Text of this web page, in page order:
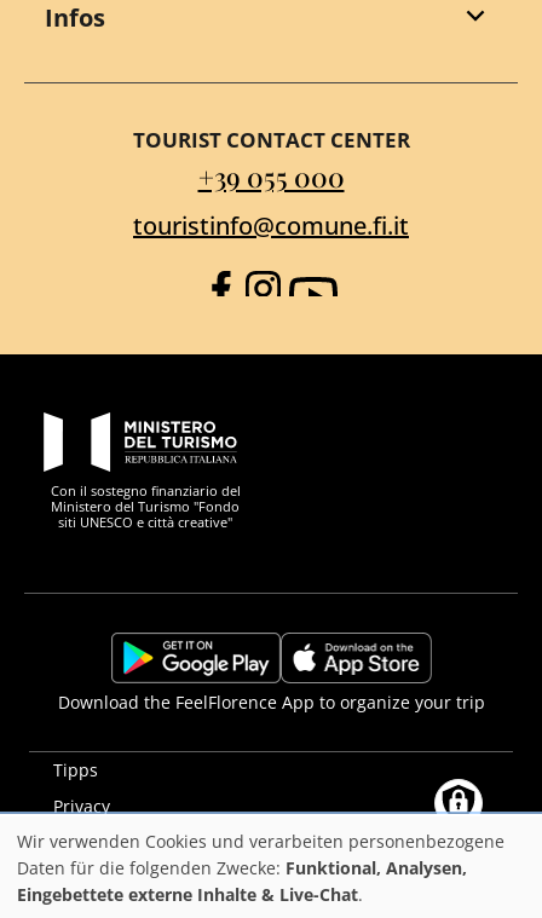
Infos
TOURIST CONTACT CENTER
+39 055 000
touristinfo@comune.fi.it
Facebook
Instagram
YouTube
Con il sostegno finanziario del
Ministero del Turismo "Fondo
siti UNESCO e città creative"
Tipps
Privacy
Erklärung zur Barrierefreiheit
PON Metro
https://play.google.com/store/apps/details?
https://apps.apple.com/it/app/
Download the FeelFlorence App to organize your trip
Verwendung
von
Wir verwenden Cookies und verarbeiten personenbezogene
Daten für die folgenden Zwecke: Funktional, Analysen,
Eingebettete externe Inhalte & Live-Chat.